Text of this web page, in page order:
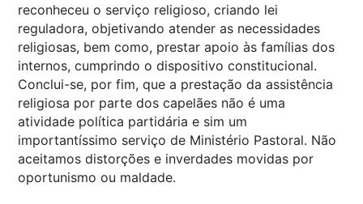
reconheceu o serviço religioso, criando lei
reguladora, objetivando atender as necessidades
religiosas, bem como, prestar apoio às famílias dos
internos, cumprindo o dispositivo constitucional.
Conclui-se, por fim, que a prestação da assistência
religiosa por parte dos capelães não é uma
atividade política partidária e sim um
importantíssimo serviço de Ministério Pastoral. Não
aceitamos distorções e inverdades movidas por
oportunismo ou maldade.